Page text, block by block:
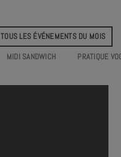
TOUS LES ÉVÉNEMENTS DU MOIS
MIDI SANDWICH PRATIQUE